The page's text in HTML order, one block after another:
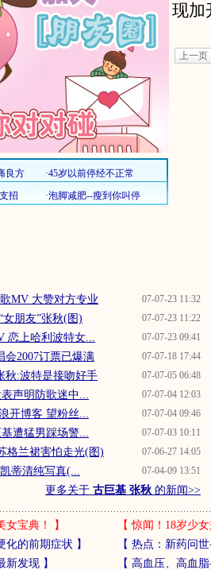
现加
上一页
07-07-23 11:32
MV 大赞对方专业
07-07-23 11:22
朋友”张秋(图)
07-07-23 09:41
恋上哈利波特女...
07-07-18 17:44
会2007订票已爆满
07-07-05 06:48
秋:波特是接吻好手
07-07-04 12:03
声明防歌迷中...
07-07-04 09:46
开博客 望粉丝...
07-07-03 10:11
遭猛男踩场警...
07-06-27 14:05
格兰裙害怕走光(图)
07-04-09 13:51
蒂清纯写真(...
更多关于 古巨基 张秋 的新闻>>
宝典！ 】 【惊闻！18岁少
化的前期症状 】 【 热点：新药问
新发现】 【 高血压、高血